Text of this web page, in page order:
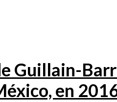
Guillain-
en